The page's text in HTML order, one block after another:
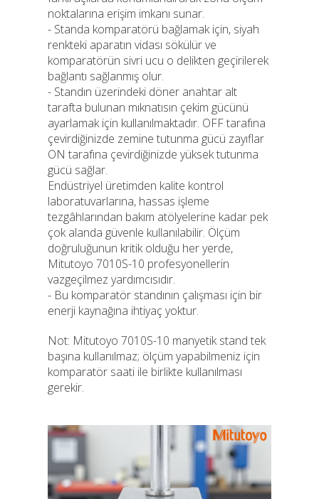
noktalarına erişim imkanı sunar.
- Standa komparatörü bağlamak için, siyah
renkteki aparatın vidası sökülür ve
komparatörün sivri ucu o delikten geçirilerek
bağlantı sağlanmış olur.
- Standın üzerindeki döner anahtar alt
tarafta bulunan mıknatısın çekim gücünü
ayarlamak için kullanılmaktadır. OFF tarafına
çevirdiğinizde zemine tutunma gücü zayıflar
ON tarafına çevirdiğinizde yüksek tutunma
gücü sağlar.
Endüstriyel üretimden kalite kontrol
laboratuvarlarına, hassas işleme
tezgâhlarından bakım atölyelerine kadar pek
çok alanda güvenle kullanılabilir. Ölçüm
doğruluğunun kritik olduğu her yerde,
Mitutoyo 7010S-10 profesyonellerin
vazgeçilmez yardımcısıdır.
- Bu komparatör standının çalışması için bir
enerji kaynağına ihtiyaç yoktur.
Not: Mitutoyo 7010S-10 manyetik stand tek
başına kullanılmaz; ölçüm yapabilmeniz için
komparatör saati ile birlikte kullanılması
gerekir.